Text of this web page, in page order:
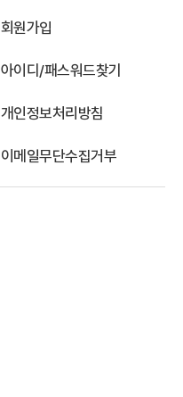
회원가입
아이디/패스워드찾기
개인정보처리방침
이메일무단수집거부